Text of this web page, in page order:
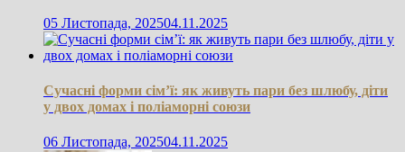
05 Листопада, 202504.11.2025
Сучасні форми сім’ї: як живуть пари без шлюбу, діти
у двох домах і поліаморні союзи
06 Листопада, 202504.11.2025